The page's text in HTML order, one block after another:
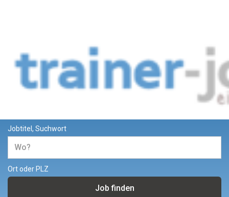
Jobs und Stellenangebote für
Trainer und Dozenten
Jobtitel, Suchwort
Ort oder PLZ